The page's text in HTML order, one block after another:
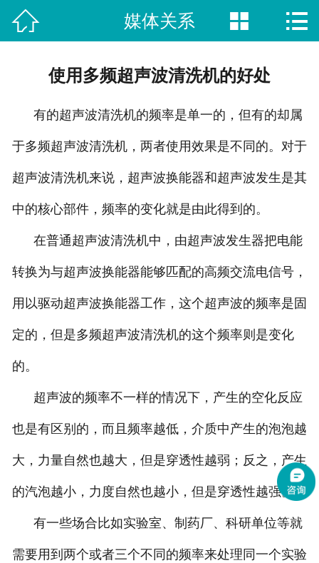
网站首页
关于我们
联系方式
 媒体关系  
使用多频超声波清洗机的好处
有的超声波清洗机的频率是单一的，但有的却属
于多频超声波清洗机，两者使用效果是不同的。对于
超声波清洗机来说，超声波换能器和超声波发生是其
中的核心部件，频率的变化就是由此得到的。
在普通超声波清洗机中，由超声波发生器把电能
转换为与超声波换能器能够匹配的高频交流电信号，
用以驱动超声波换能器工作，这个超声波的频率是固
定的，但是多频超声波清洗机的这个频率则是变化
的。
超声波的频率不一样的情况下，产生的空化反应
也是有区别的，而且频率越低，介质中产生的泡泡越
大，力量自然也越大，但是穿透性越弱；反之，产生
的汽泡越小，力度自然也越小，但是穿透性越强。
有一些场合比如实验室、制药厂、科研单位等就
需要用到两个或者三个不同的频率来处理同一个实验